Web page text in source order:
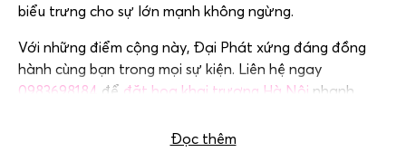
biểu trưng cho sự lớn mạnh không ngừng.
Với những điểm cộng này, Đại Phát xứng đáng đồng
hành cùng bạn trong mọi sự kiện. Liên hệ ngay
0983698184 để đặt hoa khai trương Hà Nội nhanh
Đọc thêm